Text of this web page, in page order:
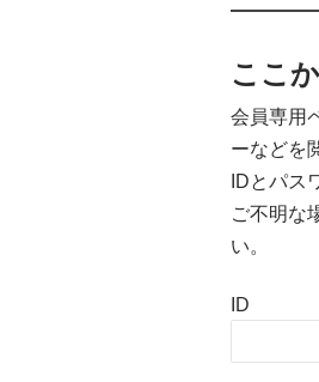
ここ
会員専用
ーなどを
IDとパス
ご不明な
い。
ID